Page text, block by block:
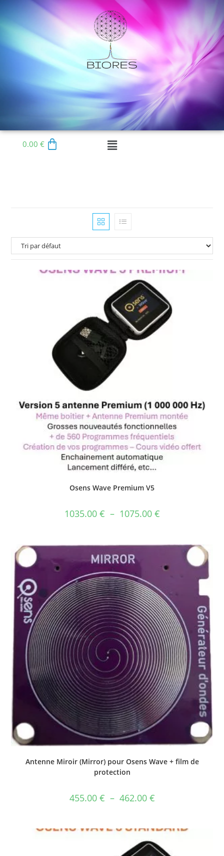
0.00 €
Osens Wave Premium V5
1035.00 € – 1075.00 €
Antenne Miroir (Mirror) pour Osens Wave + film de
protection
455.00 € – 462.00 €